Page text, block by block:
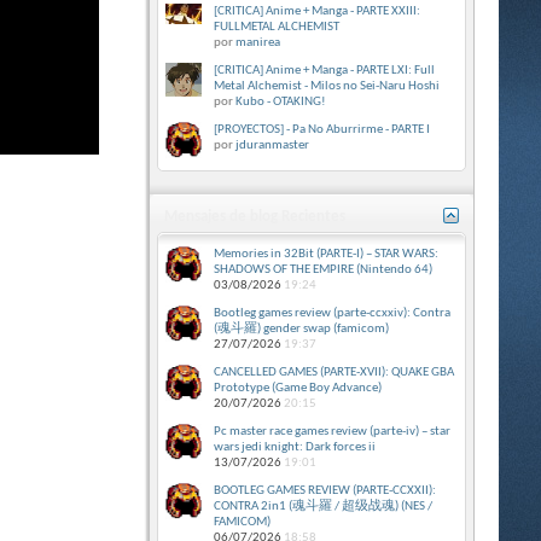
[CRITICA] Anime + Manga - PARTE XXIII:
FULLMETAL ALCHEMIST
pormanirea
[CRITICA] Anime + Manga - PARTE LXI: Full
Metal Alchemist - Milos no Sei-Naru Hoshi
por Kubo - OTAKING!
[PROYECTOS] - Pa No Aburrirme - PARTE I
porjduranmaster
Memories in 32Bit (PARTE-I) – STAR WARS:
SHADOWS OF THE EMPIRE (Nintendo 64)
03/08/2026 19:24
Bootleg games review (parte-ccxxiv): Contra
(魂斗羅) gender swap (famicom)
27/07/2026 19:37
CANCELLED GAMES (PARTE-XVII): QUAKE GBA
Prototype (Game Boy Advance)
20/07/2026 20:15
Pc master race games review (parte-iv) – star
wars jedi knight: Dark forces ii
13/07/2026 19:01
BOOTLEG GAMES REVIEW (PARTE-CCXXII):
CONTRA 2in1 (魂斗羅 / 超级战魂) (NES /
FAMICOM)
06/07/2026 18:58